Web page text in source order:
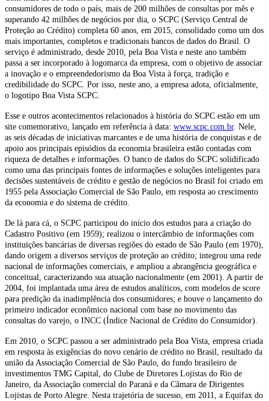
consumidores de todo o país, mais de 200 milhões de consultas por mês e
superando 42 milhões de negócios por dia, o SCPC (Serviço Central de
Proteção ao Crédito) completa 60 anos, em 2015, consolidado como um dos
mais importantes, completos e tradicionais bancos de dados do Brasil. O
serviço é administrado, desde 2010, pela Boa Vista e neste ano também
passa a ser incorporado à logomarca da empresa, com o objetivo de associar
a inovação e o empreendedorismo da Boa Vista à força, tradição e
credibilidade do SCPC. Por isso, neste ano, a empresa adota, oficialmente,
o logotipo Boa Vista SCPC.
Esse e outros acontecimentos relacionados à história do SCPC estão em um
site comemorativo, lançado em referência à data: www.scpc.com.br. Nele,
as seis décadas de iniciativas marcantes e de uma história de conquistas e de
apoio aos principais episódios da economia brasileira estão contadas com
riqueza de detalhes e informações. O banco de dados do SCPC solidificado
como uma das principais fontes de informações e soluções inteligentes para
decisões sustentáveis de crédito e gestão de negócios no Brasil foi criado em
1955 pela Associação Comercial de São Paulo, em resposta ao crescimento
da economia e do sistema de crédito.
De lá para cá, o SCPC participou do início dos estudos para a criação do
Cadastro Positivo (em 1959); realizou o intercâmbio de informações com
instituições bancárias de diversas regiões do estado de São Paulo (em 1970),
dando origem a diversos serviços de proteção ao crédito; integrou uma rede
nacional de informações comerciais, e ampliou a abrangência geográfica e
conceitual, caracterizando sua atuação nacionalmente (em 2001). A partir de
2004, foi implantada uma área de estudos analíticos, com modelos de score
para predição da inadimplência dos consumidores; e houve o lançamento do
primeiro indicador econômico nacional com base no movimento das
consultas do varejo, o INCC (Índice Nacional de Crédito do Consumidor).
Em 2010, o SCPC passou a ser administrado pela Boa Vista, empresa criada
em resposta às exigências do novo cenário de crédito no Brasil, resultado da
união da Associação Comercial de São Paulo, do fundo brasileiro de
investimentos TMG Capital, do Clube de Diretores Lojistas do Rio de
Janeiro, da Associação comercial do Paraná e da Câmara de Dirigentes
Lojistas de Porto Alegre. Nesta trajetória de sucesso, em 2011, a Equifax do